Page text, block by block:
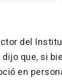
del
dijo que, si
en